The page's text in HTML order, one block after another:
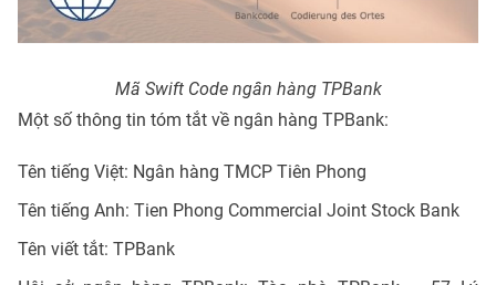
Mã Swift Code ngân hàng TPBank
Một số thông tin tóm tắt về ngân hàng TPBank:
Tên tiếng Việt: Ngân hàng TMCP Tiên Phong
Tên tiếng Anh: Tien Phong Commercial Joint Stock Bank
Tên viết tắt: TPBank